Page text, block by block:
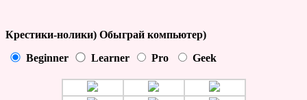
Крестики-нолики) Обыграй компьютер)
Beginner Learner Pro Geek